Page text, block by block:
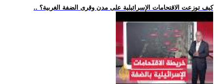
.. كيف توزعت الاقتحامات الإسرائيلية على مدن وقرى الضفة الغربية؟